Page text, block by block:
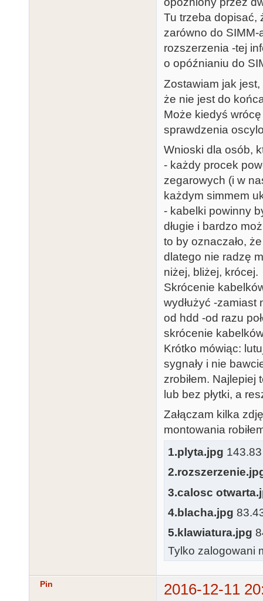
Tu trzeba dopisać,
zarówno do SIMM-
rozszerzenia -tej
o opóźnianiu do
Zostawiam jak
że nie jest do
Może kiedyś
sprawdzenia
Wnioski dla osób,
- każdy procek
zegarowych (i w
każdym simmem
- kabelki powinny
długie i bardzo
to by oznaczało,
dlatego nie radzę
niżej, bliżej, krócej.
Skrócenie
wydłużyć -zamiast
od hdd -od razu
skrócenie
Krótko mówiąc:
sygnały i nie
zrobiłem. Najlepiej
lub bez płytki, a
Załączam kilka
montowania
1.plyta.jpg
3.calosc
4.blacha.jpg
5.klawiatura.jpg
Tylko zalogowani
Pin 2016-12-11